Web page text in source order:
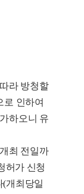
라 방청할
로 인하여
하오니 유
최 전일까
허가 신청
(개최당일